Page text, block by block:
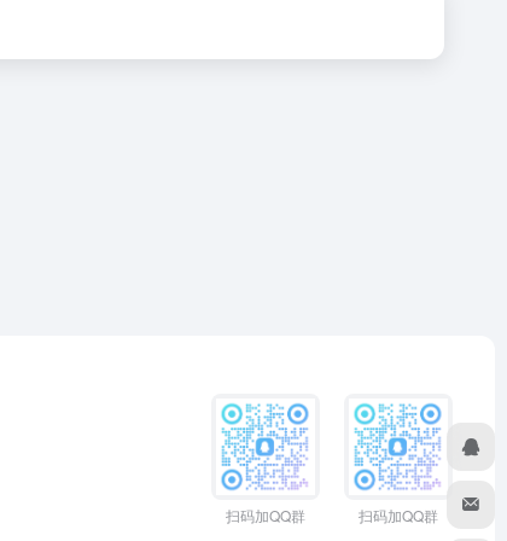
扫码加QQ群 扫码加QQ群